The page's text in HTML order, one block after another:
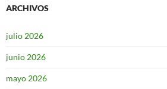
ARCHIVOS
julio 2026
junio 2026
mayo 2026